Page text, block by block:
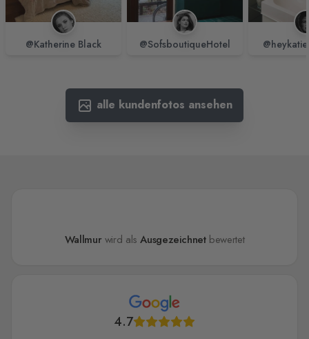
@Katherine Black @SofsboutiqueHotel
alle kundenfotos ansehen
Wallmur wird alsAusgezeichnetbewertet
4.7